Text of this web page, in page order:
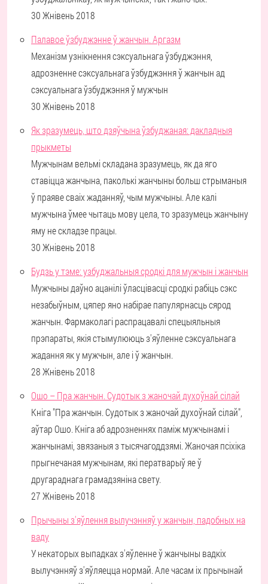
30 Жнівень 2018
Палавое ўзбуджэнне ў жанчын. Аргазм
Механізм узнікнення сэксуальнага ўзбуджэння,
адрозненне сэксуальнага ўзбуджэння ў жанчын ад
сэксуальнага ўзбуджэння ў мужчын
30 Жнівень 2018
Як зразумець, што дзяўчына ўзбуджаная: дакладныя
прыкметы
Мужчынам вельмі складана зразумець, як да яго
ставіцца жанчына, паколькі жанчыны больш стрыманыя
ў праяве сваіх жаданняў, чым мужчыны. Але калі
мужчына ўмее чытаць мову цела, то зразумець жанчыну
яму не складзе працы.
30 Жнівень 2018
Будзь у тэме: узбуджальныя сродкі для мужчын і жанчын
Мужчыны даўно ацанілі ўласцівасці сродкі рабіць сэкс
незабыўным, цяпер яно набірае папулярнасць сярод
жанчын. Фармаколагі распрацавалі спецыяльныя
прэпараты, якія стымулююць з'яўленне сэксуальнага
жадання як у мужчын, але і ў жанчын.
28 Жнівень 2018
Ошо – Пра жанчын. Судотык з жаночай духоўнай сілай
Кніга "Пра жанчын. Судотык з жаночай духоўнай сілай",
аўтар Ошо. Кніга аб адрозненнях паміж мужчынамі і
жанчынамі, звязаныя з тысячагоддзямі. Жаночая псіхіка
прыгнечаная мужчынам, які ператварыў яе ў
другараднага грамадзяніна свету.
27 Жнівень 2018
Прычыны з'яўлення вылучэнняў у жанчын, падобных на
ваду
У некаторых выпадках з'яўленне ў жанчыны вадкіх
вылучэнняў з'яўляецца нормай. Але часам іх прычынай